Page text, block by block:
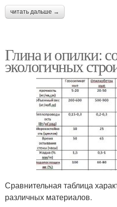
читать дальше →
Глина и опилки:
экологичных
Сравнительная таблица
различных материалов.